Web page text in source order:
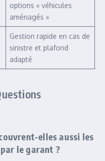
options « véhicules
aménagés »
Gestion rapide en cas de
sinistre et plafond
adapté
elles aussi les
le garant ?